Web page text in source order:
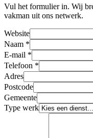
Vul het formulier in. Wij
vakman uit ons netwerk.
Website
Naam *
E-mail *
Telefoon *
Adres
Postcode
Gemeente
Type werk